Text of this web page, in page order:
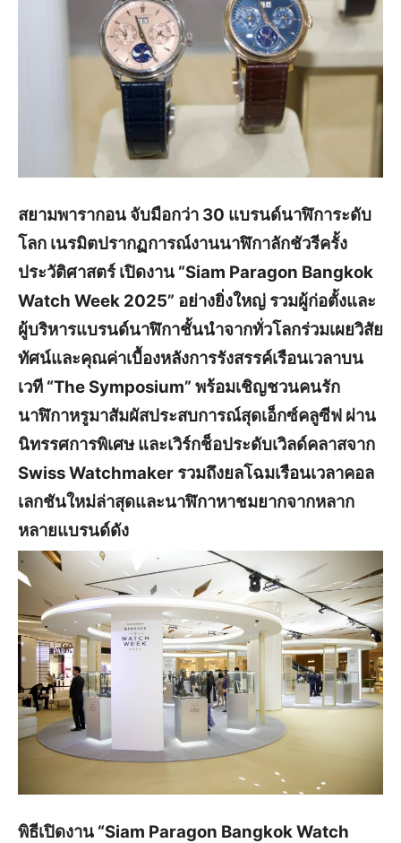
สยามพารากอน จับมือกว่า 30 แบรนด์นาฬิการะดับ
โลก เนรมิตปรากฏการณ์งานนาฬิกาลักชัวรีครั้ง
ประวัติศาสตร์ เปิดงาน “Siam Paragon Bangkok
Watch Week 2025” อย่างยิ่งใหญ่ รวมผู้ก่อตั้งและ
ผู้บริหารแบรนด์นาฬิกาชั้นนำจากทั่วโลกร่วมเผยวิสัย
ทัศน์และคุณค่าเบื้องหลังการรังสรรค์เรือนเวลาบน
เวที “The Symposium” พร้อมเชิญชวนคนรัก
นาฬิกาหรูมาสัมผัสประสบการณ์สุดเอ็กซ์คลูซีฟ ผ่าน
นิทรรศการพิเศษ และเวิร์กช็อประดับเวิลด์คลาสจาก
Swiss Watchmaker รวมถึงยลโฉมเรือนเวลาคอล
เลกชันใหม่ล่าสุดและนาฬิกาหาชมยากจากหลาก
หลายแบรนด์ดัง
พิธีเปิดงาน “Siam Paragon Bangkok Watch